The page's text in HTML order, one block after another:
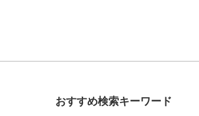
おすすめ検索キーワード